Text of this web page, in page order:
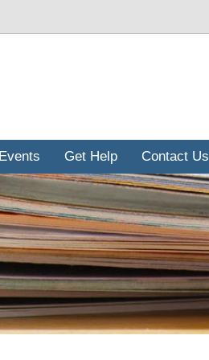
Events Get Help Contact Us